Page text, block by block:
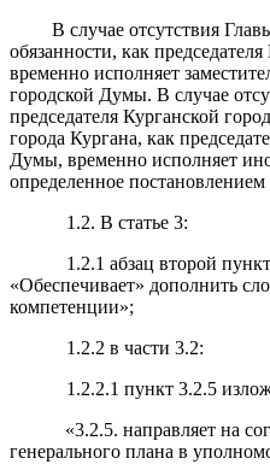
В случае отсутствия
обязанности, как
временно исполняет
городской Думы. В случае
председателя Курганской
города Кургана, как
Думы, временно исполняет
определенное
1.2. В статье 3:
1.2.1 абзац второй
«Обеспечивает» дополнить
компетенции»;
1.2.2 в части 3.2:
1.2.2.1 пункт 3.2.5
«3.2.5. направляет на
генерального плана в